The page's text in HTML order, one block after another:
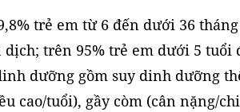
trẻ em từ 6 đến dưới 36
trên 95% trẻ em dưới 5 tuổi
dưỡng gồm suy dinh dưỡng
cao/tuổi), gầy còm (cân nặng/